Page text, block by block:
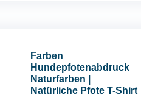
Farben
Hundepfotenabdruck
Naturfarben |
Natürliche Pfote T-Shirt